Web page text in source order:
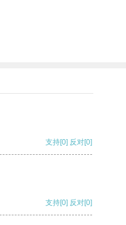
支持[0] 反对[0]
支持[0] 反对[0]